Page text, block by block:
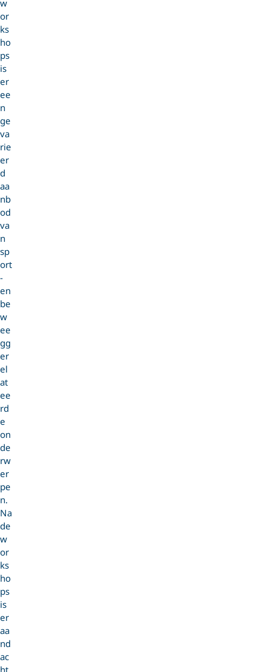
w
or
ks
ho
ps
is
er
ee
n
ge
va
rie
er
d
aa
nb
od
va
n
sp
ort
-
en
be
w
ee
gg
er
el
at
ee
rd
e
on
de
rw
er
pe
n.
Na
de
w
or
ks
ho
ps
is
er
aa
nd
ac